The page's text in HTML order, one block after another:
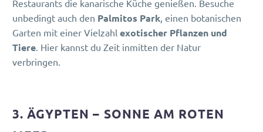
Restaurants die kanarische Küche genießen. Besuche
unbedingt auch den Palmitos Park, einen botanischen
Garten mit einer Vielzahl exotischer Pflanzen und
Tiere. Hier kannst du Zeit inmitten der Natur
verbringen.
3. ÄGYPTEN – SONNE AM ROTEN